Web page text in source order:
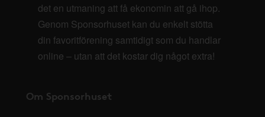
det en utmaning att få ekonomin att gå ihop.
Genom Sponsorhuset kan du enkelt stötta
din favoritförening samtidigt som du handlar
online – utan att det kostar dig något extra!
Om Sponsorhuset